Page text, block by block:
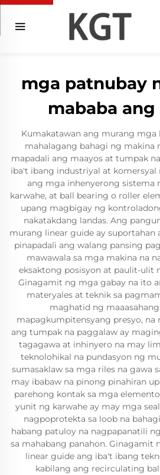
mga patnubay
mababa
Kumakatawan ang murang mga
mahalagang bahagi ng makina
mapadali ang maayos at tumpak
iba't ibang industriyal at komersyal
ang mga inhenyerong sistema
karwahe, at ball bearing o roller
upang magbigay ng
nakatakdang landas. Ang
murang linear guide ay suportahan
pinapadali ang walang pansing
mawawala sa mga makina na
eksaktong posisyon at paulit-ulit
Ginagamit ng mga gabay na ito
materyales at teknik sa
maghatid ng
mapagkumpitensyang presyo, na
ang tumpak na paggalaw ay
tagagawa at inhinyero na may
teknolohikal na pundasyon ng
sumasaklaw sa mga riles na gawa
may ibabaw na pinong pinahiran
parehong kontak sa mga
yunit ng karwahe ay may mga
nagpoprotekta sa loob na
habang patuloy na nagpapanatili
sa mahabang panahon. Ginagamit
linear guide ang iba't ibang
kabilang ang recirculating